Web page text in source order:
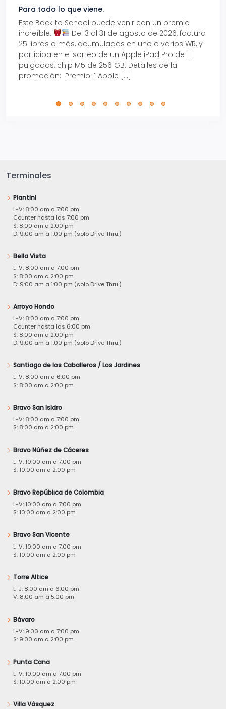
Para todo lo que viene.
Este Back to School puede venir con un premio
increíble.
Del 3 al 31 de agosto de 2026, factura
25 libras o más, acumuladas en uno o varios WR, y
participa en el sorteo de un Apple iPad Pro de 11
pulgadas, chip M5 de 256 GB. Detalles de la
promoción: Premio: 1 Apple […]
Terminales
Piantini
L-V: 8:00 am a 7:00 pm
Counter hasta las 7:00 pm
S: 8:00 am a 2:00 pm
D: 9:00 am a 1:00 pm (solo Drive Thru.)
Bella Vista
L-V: 8:00 am a 7:00 pm
S: 8:00 am a 2:00 pm
D: 9:00 am a 1:00 pm (solo Drive Thru.)
Arroyo Hondo
L-V: 8:00 am a 7:00 pm
Counter hasta las 6:00 pm
S: 8:00 am a 2:00 pm
D: 9:00 am a 1:00 pm (solo Drive Thru.)
Santiago de los Caballeros / Los Jardines
L-V: 8:00 am a 6:00 pm
S: 8:00 am a 2:00 pm
Bravo San Isidro
L-V: 8:00 am a 7:00 pm
S: 8:00 am a 2:00 pm
Bravo Núñez de Cáceres
L-V: 10:00 am a 7:00 pm
S: 10:00 am a 2:00 pm
Bravo República de Colombia
L-V: 10:00 am a 7:00 pm
S: 10:00 am a 2:00 pm
Bravo San Vicente
L-V: 10:00 am a 7:00 pm
S: 10:00 am a 2:00 pm
Torre Altice
L-J: 8:00 am a 6:00 pm
V: 8:00 am a 5:00 pm
Bávaro
L-V: 9:00 am a 7:00 pm
S: 9:00 am a 2:00 pm
Punta Cana
L-V: 10:00 am a 7:00 pm
S: 10:00 am a 2:00 pm
Villa Vásquez